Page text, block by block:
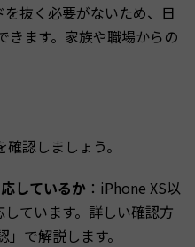
抜く必要がないため、日
きます。家族や職場からの
認しましょう。
しているか ：iPhone XS以
ています。詳しい確認方
で解説します。